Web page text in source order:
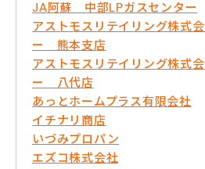
JA阿蘇 中部LPガスセンター
アストモスリテイリング株式
ー 熊本支店
アストモスリテイリング株式
ー 八代店
あっとホームプラス有限会社
イチナリ商店
いづみプロパン
エズコ株式会社